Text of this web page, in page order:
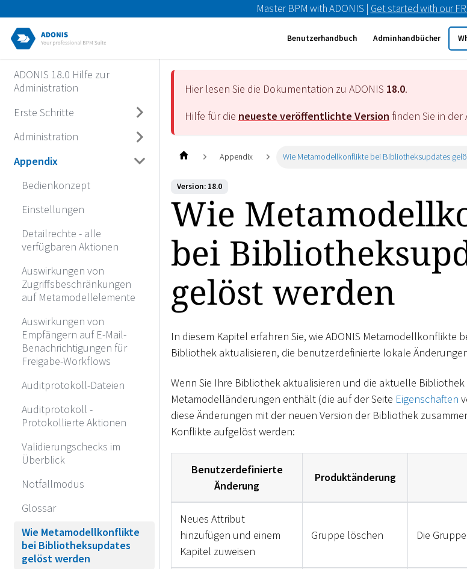
Master BPM with ADONIS | Get started with our
Benutzerhandbuch Adminhandbücher
ADONIS 18.0 Hilfe zur
Administration
Erste Schritte
Administration
Appendix
Bedienkonzept
Einstellungen
Detailrechte - alle
verfügbaren Aktionen
Auswirkungen von
Zugriffsbeschränkungen
auf Metamodellelemente
Auswirkungen von
Empfängern auf E-Mail-
Benachrichtigungen für
Freigabe-Workflows
Auditprotokoll-Dateien
Auditprotokoll -
Protokollierte Aktionen
Validierungschecks im
Überblick
Notfallmodus
Glossar
Wie Metamodellkonflikte
bei Bibliotheksupdates
gelöst werden
Hier lesen Sie die Dokumentation zu ADONIS 18.0.
Hilfe für die neueste veröffentlichte Version finden Sie in der
Appendix Wie Metamodellkonflikte bei Bibliotheksupdates
Version: 18.0
Wie
bei
gelöst werden
In diesem Kapitel erfahren Sie, wie ADONIS Metamodellkonflikte
Bibliothek aktualisieren, die benutzerdefinierte lokale
Wenn Sie Ihre Bibliothek aktualisieren und die aktuelle
Metamodelländerungen enthält (die auf der Seite Eigenschaften
diese Änderungen mit der neuen Version der Bibliothek
Konflikte aufgelöst werden:
Benutzerdefinierte
Änderung
Produktänderung
Neues Attribut
hinzufügen und einem
Kapitel zuweisen
Gruppe löschen Die